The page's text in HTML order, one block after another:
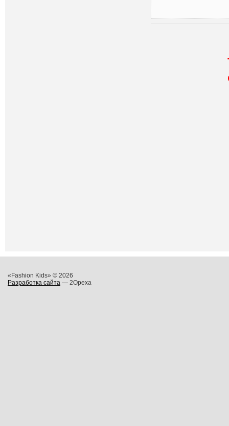
«Fashion Kids» © 2026
Разработка сайта — 2Opexa